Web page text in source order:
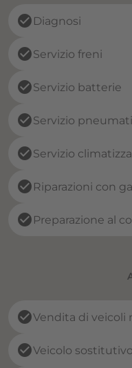
check_circle Diagnosi
check_circleServizio freni
check_circleServizio batterie
check_circleServizio
check_circleServizio
check_circle Riparazioni con
check_circle Preparazione al
check_circleVendita di veicoli
check_circleVeicolo sostitutivo